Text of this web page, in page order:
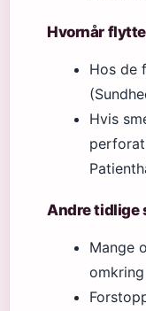
Hvornår
Hos de
Hvis
Andre tidlige
Mange